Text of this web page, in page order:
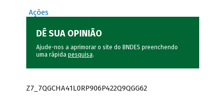
Ações
DÊ SUA OPINIÃO
Ajude-nos a aprimorar o site do BNDES preenchendo
uma rápida pesquisa.
Z7_7QGCHA41L0RP906P422Q9QGG62